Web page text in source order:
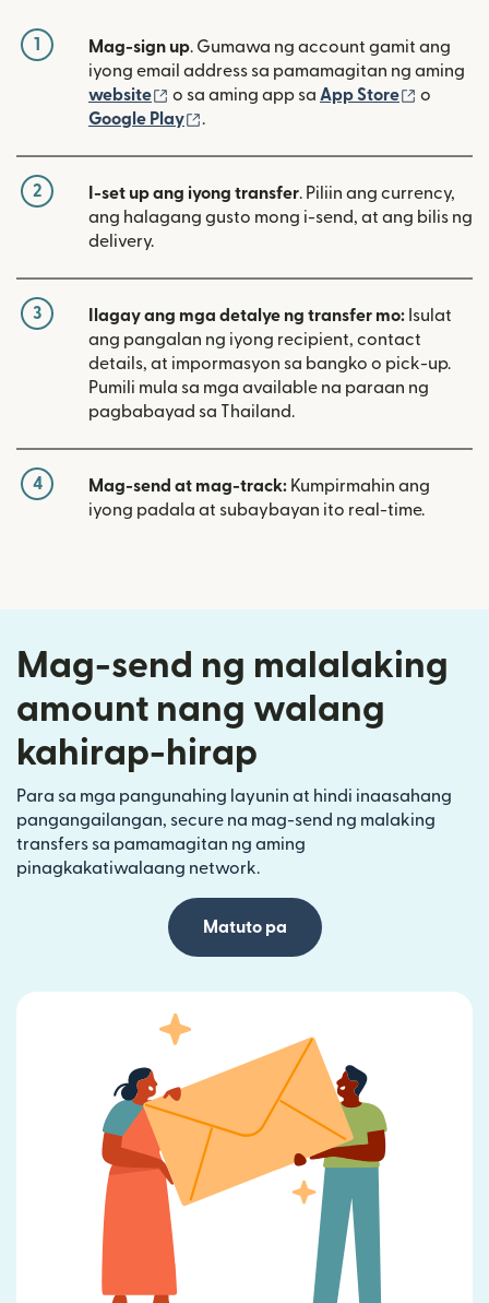
1 Mag-sign up. Gumawa ng account gamit ang
iyong email address sa pamamagitan ng aming
website
(bubukas sa bagong window)
o sa aming app sa App Store
o
Google Play
(bubukas sa bagong window)
.
2 I-set up ang iyong transfer. Piliin ang currency,
ang halagang gusto mong i-send, at ang bilis ng
delivery.
3 Ilagay ang mga detalye ng transfer mo: Isulat
ang pangalan ng iyong recipient, contact
details, at impormasyon sa bangko o pick-up.
Pumili mula sa mga available na paraan ng
pagbabayad sa Thailand.
4 Mag-send at mag-track: Kumpirmahin ang
iyong padala at subaybayan ito real-time.
Mag-send ng malalaking
amount nang walang
kahirap-hirap
Para sa mga pangunahing layunin at hindi inaasahang
pangangailangan, secure na mag-send ng malaking
transfers sa pamamagitan ng aming
pinagkakatiwalaang network.
Matuto pa